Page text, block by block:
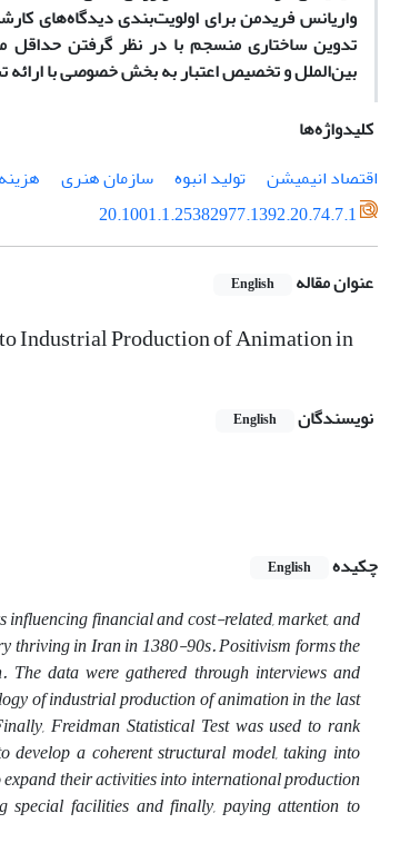
واریانس فریدمن برای اولویت‌بندی دیدگاه‌های
تدوین ساختاری منسجم با در نظر گرفتن حداقل
بین‌الملل و تخصیص اعتبار به بخش خصوصی با ارائه
کلیدواژه‌ها
اقتصاد انیمیشن
تولید انبوه سازمان هنری هزینه
20.1001.1.25382977.1392.20.74.7.1
عنوان مقاله English
Industrial Production of Animation in
نویسندگان English
چکیده
English
influencing financial and cost-related, market, and
thriving in Iran in 1380-90s. Positivism forms the
data were gathered through interviews and
of industrial production of animation in the last
Freidman Statistical Test was used to rank
develop a coherent structural model, taking into
their activities into international production
facilities and finally, paying attention to